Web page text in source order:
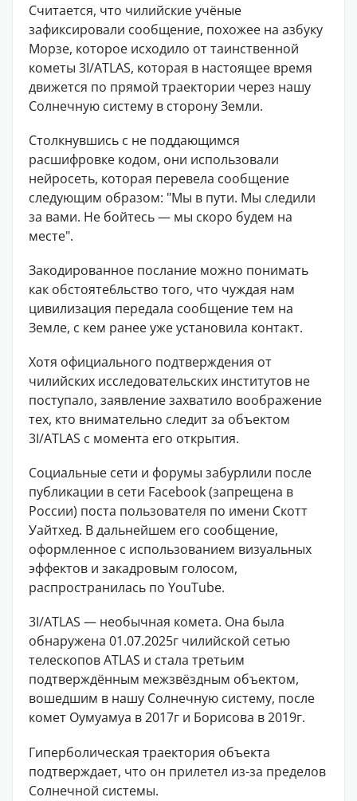
Считается, что чилийские учёные
зафиксировали сообщение, похожее на азбуку
Морзе, которое исходило от таинственной
кометы 3I/ATLAS, которая в настоящее время
движется по прямой траектории через нашу
Солнечную систему в сторону Земли.
Столкнувшись с не поддающимся
расшифровке кодом, они использовали
нейросеть, которая перевела сообщение
следующим образом: "Мы в пути. Мы следили
за вами. Не бойтесь — мы скоро будем на
месте".
Закодированное послание можно понимать
как обстояте6льство того, что чуждая нам
цивилизация передала сообщение тем на
Земле, с кем ранее уже установила контакт.
Хотя официального подтверждения от
чилийских исследовательских институтов не
поступало, заявление захватило воображение
тех, кто внимательно следит за объектом
3I/ATLAS с момента его открытия.
Социальные сети и форумы забурлили после
публикации в сети Facebook (запрещена в
России) поста пользователя по имени Скотт
Уайтхед. В дальнейшем его сообщение,
оформленное с использованием визуальных
эффектов и закадровым голосом,
распространилась по YouTube.
3I/ATLAS — необычная комета. Она была
обнаружена 01.07.2025г чилийской сетью
телескопов ATLAS и стала третьим
подтверждённым межзвёздным объектом,
вошедшим в нашу Солнечную систему, после
комет Оумуамуа в 2017г и Борисова в 2019г.
Гиперболическая траектория объекта
подтверждает, что он прилетел из-за пределов
Солнечной системы.